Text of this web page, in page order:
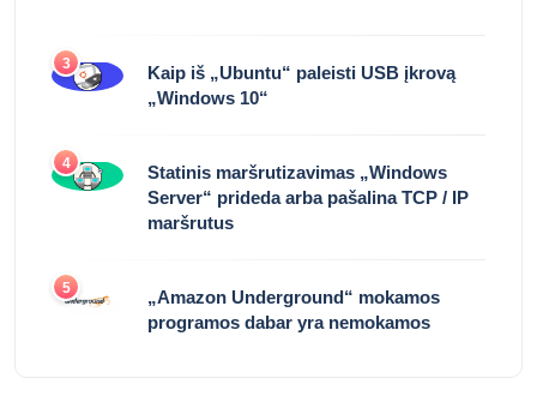
3
Kaip iš „Ubuntu“ paleisti USB įkrovą
„Windows 10“
4
Statinis maršrutizavimas „Windows
Server“ prideda arba pašalina TCP / IP
maršrutus
5
„Amazon Underground“ mokamos
programos dabar yra nemokamos